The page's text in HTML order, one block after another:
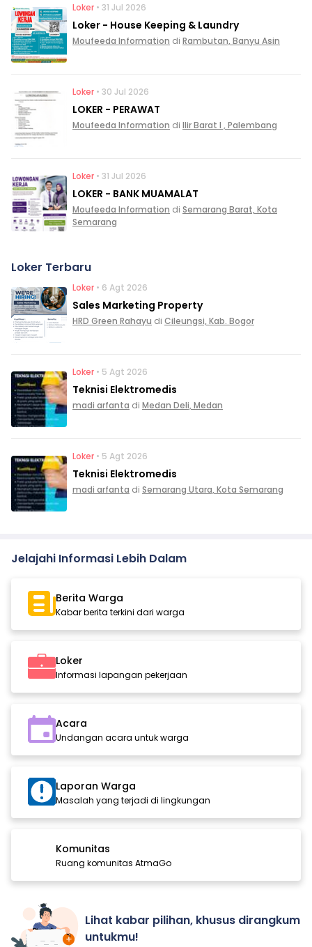
Loker • 31 Jul 2026
Loker - House Keeping & Laundry
Moufeeda Information di Rambutan, Banyu Asin
Loker • 30 Jul 2026
LOKER - PERAWAT
Moufeeda Information di Ilir Barat I , Palembang
Loker • 31 Jul 2026
LOKER - BANK MUAMALAT
Moufeeda Information di Semarang Barat, Kota
Semarang
Loker Terbaru
Loker • 6 Agt 2026
Sales Marketing Property
HRD Green Rahayu di Cileungsi, Kab. Bogor
Loker • 5 Agt 2026
Teknisi Elektromedis
madi arfanta di Medan Deli, Medan
Loker • 5 Agt 2026
Teknisi Elektromedis
madi arfanta di Semarang Utara, Kota Semarang
Jelajahi Informasi Lebih Dalam
Berita Warga
Kabar berita terkini dari warga
Loker
Informasi lapangan pekerjaan
Acara
Undangan acara untuk warga
Laporan Warga
Masalah yang terjadi di lingkungan
Komunitas
Ruang komunitas AtmaGo
Lihat kabar pilihan, khusus dirangkum
untukmu!